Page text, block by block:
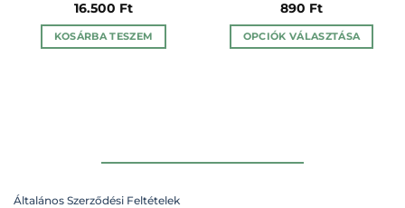
16.500 Ft
KOSÁRBA TESZEM
890 Ft
OPCIÓK VÁLASZTÁSA
Általános Szerződési Feltételek